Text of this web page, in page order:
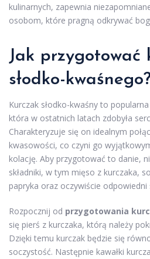
kulinarnych, zapewnia
osobom, które pragną odkrywać
Jak przygotować
słodko-
Kurczak słodko-kwaśny to
która w ostatnich latach zdobyła
Charakteryzuje się on idealnym
kwasowości, co czyni go
kolację. Aby przygotować to danie,
składniki, w tym mięso z kurczaka,
papryka oraz oczywiście odpowiedni
Rozpocznij od przygotowania
się pierś z kurczaka, którą należy
Dzięki temu kurczak będzie się
soczystość. Następnie kawałki